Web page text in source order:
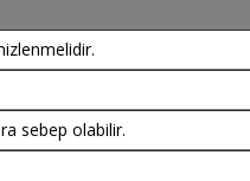
sebep olabilir.